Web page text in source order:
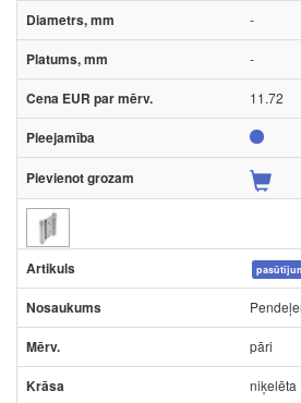
-
-
11.72
pāri
niķelēta